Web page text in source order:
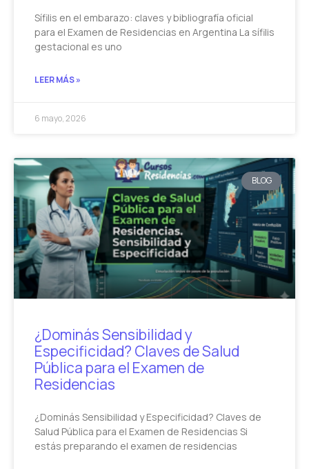
Sífilis en el embarazo: claves y bibliografía oficial
para el Examen de Residencias en Argentina La sífilis
gestacional es uno
LEER MÁS »
6 mayo, 2026
BLOG
¿Dominás Sensibilidad y
Especificidad? Claves de Salud
Pública para el Examen de
Residencias
¿Dominás Sensibilidad y Especificidad? Claves de
Salud Pública para el Examen de Residencias Si
estás preparando el examen de residencias